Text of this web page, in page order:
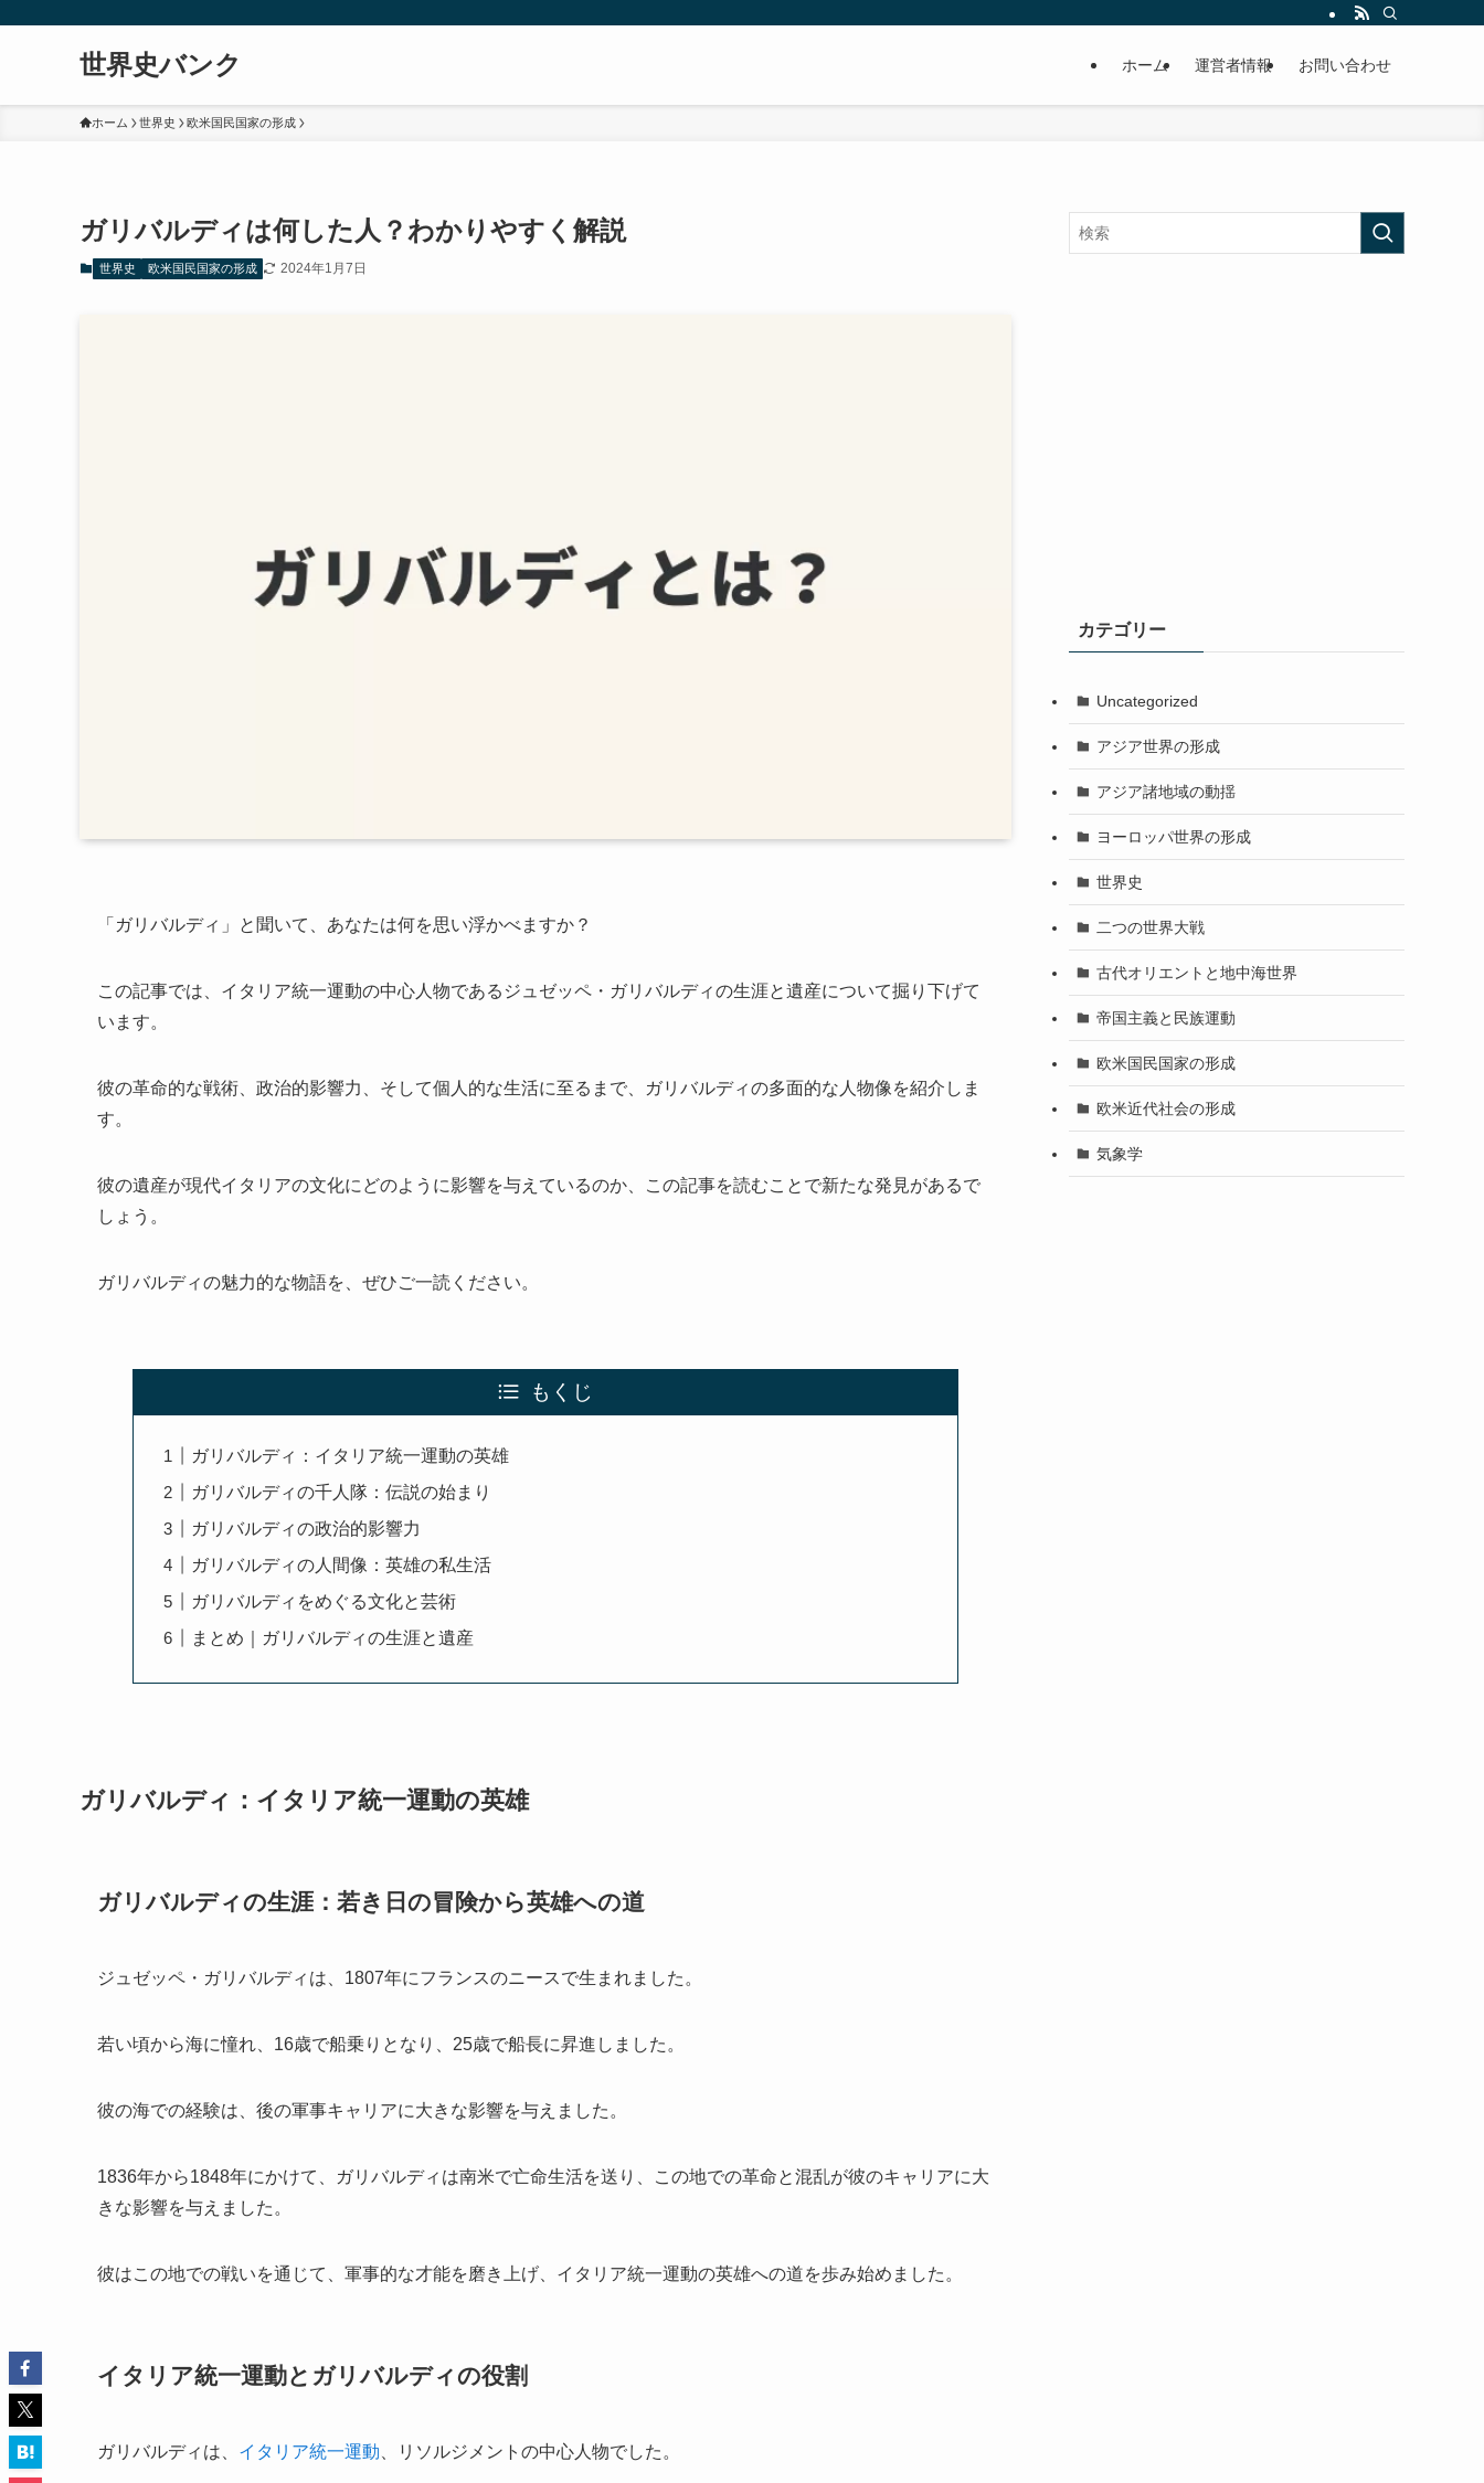
世界史バンク ホーム 運営者情報 お問い合わせ
ホーム 世界史 欧米国民国家の形成
ガリバルディは何した人？わかりやすく解説
世界史 欧米国民国家の形成 2024年1月7日
「ガリバルディ」と聞いて、あなたは何を思い浮かべますか？
この記事では、イタリア統一運動の中心人物であるジュゼッペ・ガリバルディの生涯と遺産について掘り下げて
います。
彼の革命的な戦術、政治的影響力、そして個人的な生活に至るまで、ガリバルディの多面的な人物像を紹介しま
す。
彼の遺産が現代イタリアの文化にどのように影響を与えているのか、この記事を読むことで新たな発見があるで
しょう。
ガリバルディの魅力的な物語を、ぜひご一読ください。
もくじ
ガリバルディ：イタリア統一運動の英雄
ガリバルディの千人隊：伝説の始まり
ガリバルディの政治的影響力
ガリバルディの人間像：英雄の私生活
ガリバルディをめぐる文化と芸術
まとめ｜ガリバルディの生涯と遺産
ガリバルディ：イタリア統一運動の英雄
ガリバルディの生涯：若き日の冒険から英雄への道
ジュゼッペ・ガリバルディは、1807年にフランスのニースで生まれました。
若い頃から海に憧れ、16歳で船乗りとなり、25歳で船長に昇進しました。
彼の海での経験は、後の軍事キャリアに大きな影響を与えました。
1836年から1848年にかけて、ガリバルディは南米で亡命生活を送り、この地での革命と混乱が彼のキャリアに大
きな影響を与えました。
彼はこの地での戦いを通じて、軍事的な才能を磨き上げ、イタリア統一運動の英雄への道を歩み始めました。
イタリア統一運動とガリバルディの役割
ガリバルディは、 イタリア統一運動、リソルジメントの中心人物でした。
カテゴリー
Uncategorized
アジア世界の形成
アジア諸地域の動揺
ヨーロッパ世界の形成
世界史
二つの世界大戦
古代オリエントと地中海世界
帝国主義と民族運動
欧米国民国家の形成
欧米近代社会の形成
気象学